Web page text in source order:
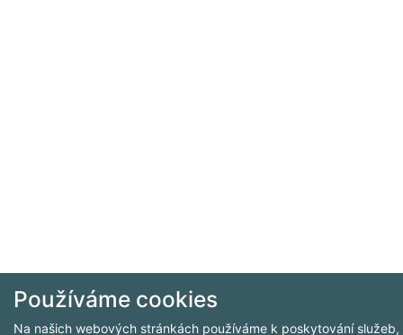
Používáme cookies
Na našich webových stránkách používáme k poskytování